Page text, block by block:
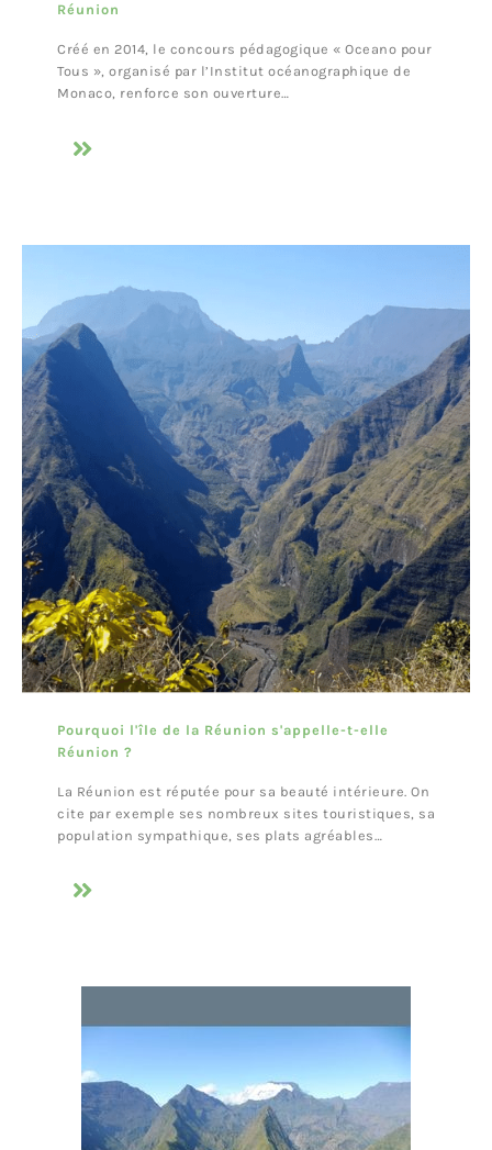
Réunion
Créé en 2014, le concours pédagogique « Oceano pour
Tous », organisé par l’Institut océanographique de
Monaco, renforce son ouverture…
Pourquoi l'île de la Réunion s'appelle-t-elle
Réunion ?
La Réunion est réputée pour sa beauté intérieure. On
cite par exemple ses nombreux sites touristiques, sa
population sympathique, ses plats agréables…